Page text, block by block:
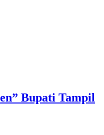
Bupati Tampil